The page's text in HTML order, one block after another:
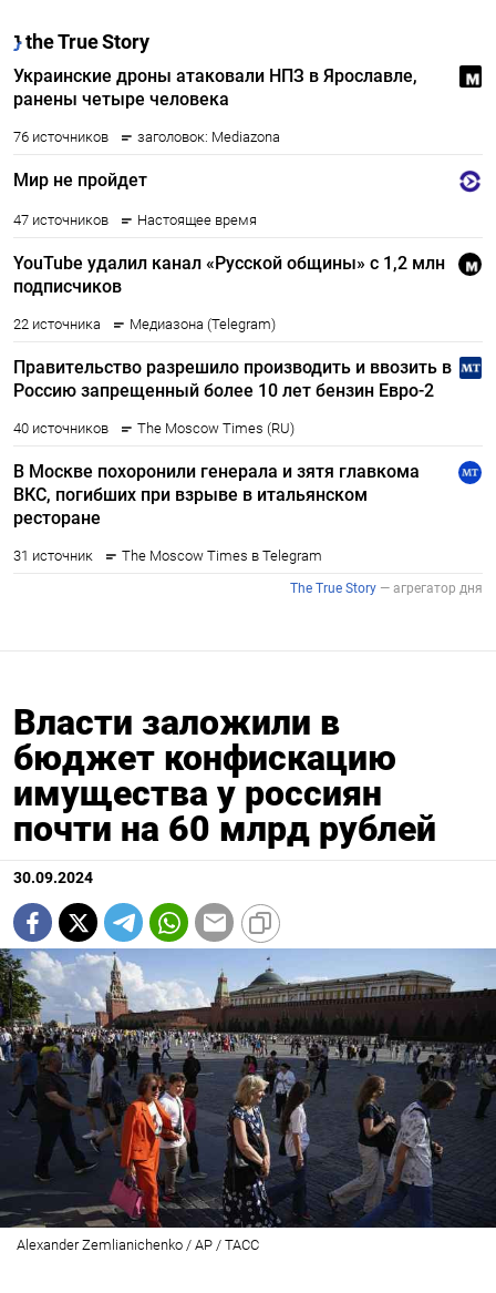
Власти заложили в
бюджет конфискацию
имущества у россиян
почти на 60 млрд рублей
30.09.2024
Alexander Zemlianichenko / AP / TAСС